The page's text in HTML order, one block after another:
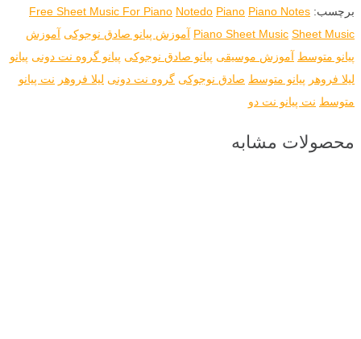
برچسب: Free Sheet Music For Piano Notedo Piano Piano Notes
Piano Sheet Music Sheet Music آموزش پیانو صادق نوجوکی آموزش
پیانو متوسط آموزش موسیقی پیانو صادق نوجوکی پیانو گروه نت دونی پیانو
لیلا فروهر پیانو متوسط صادق نوجوکی گروه نت دونی لیلا فروهر نت پیانو
متوسط نت پیانو نت دو
محصولات مشابه